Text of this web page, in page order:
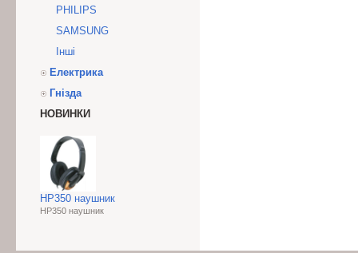
PHILIPS
SAMSUNG
Інші
Електрика
Гнізда
НОВИНКИ
HP350 наушник
HP350 наушник